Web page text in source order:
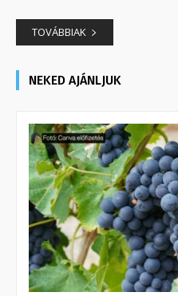
TOVÁBBIAK
NEKED AJÁNLJUK